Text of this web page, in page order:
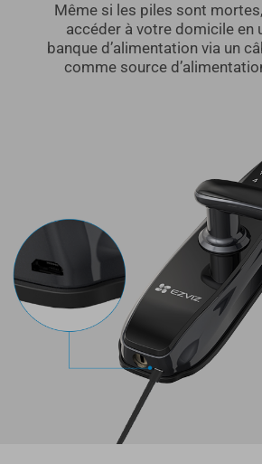
Même si les piles sont
accéder à votre domicile en
banque d’alimentation via un
comme source